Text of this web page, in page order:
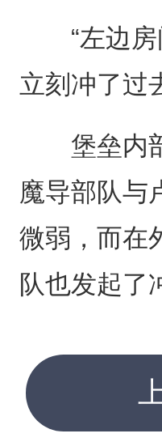
“左边房
立刻冲了过
堡垒内部
魔导部队与
微弱，而在
队也发起